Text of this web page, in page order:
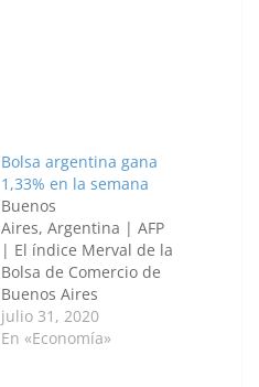
Bolsa argentina gana
1,33% en la semana
Buenos
Aires, Argentina | AFP
| El índice Merval de la
Bolsa de Comercio de
Buenos Aires
retrocedió 0,31% este
viernes a 49.253,62
julio 31, 2020
En «Economía»